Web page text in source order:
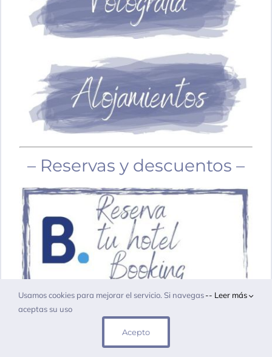
– Reservas y descuentos –
Usamos cookies para mejorar el servicio. Si navegas
aceptas su uso
-- Leer más
Acepto